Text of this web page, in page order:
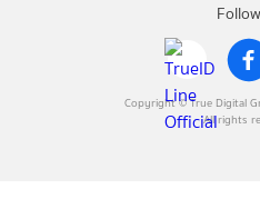
Copyright © True Digital
All rights